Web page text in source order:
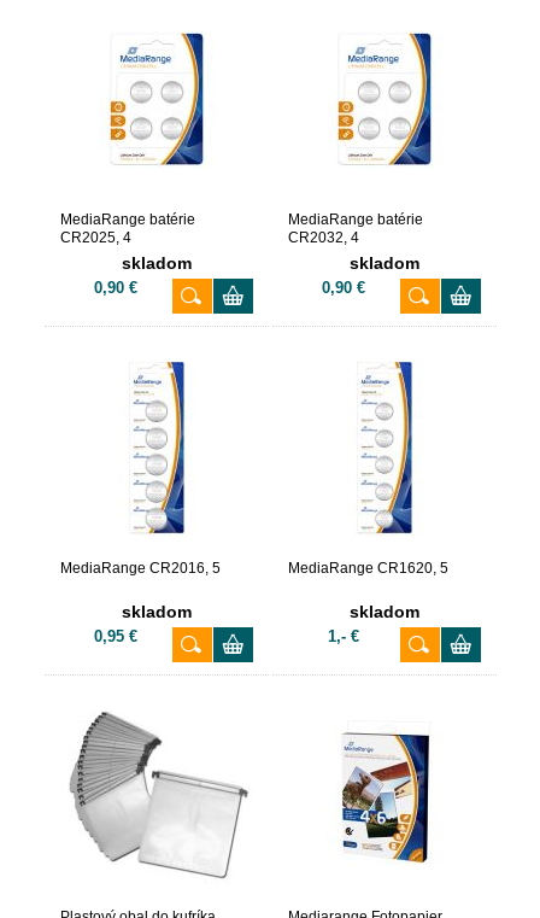
MediaRange batérie
CR2025, 4
skladom
0,90 €
MediaRange batérie
CR2032, 4
skladom
0,90 €
MediaRange CR2016, 5
skladom
0,95 €
MediaRange CR1620, 5
skladom
1,- €